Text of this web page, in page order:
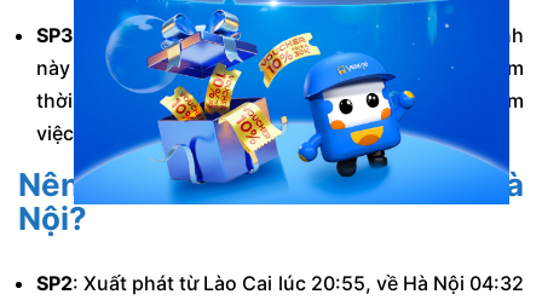
SP3 : Khởi hành 22:00, đến Lào Cai 06:05. Lịch trình
này muộn hơn một chút, phù hợp nếu bạn cần thêm
thời gian chuẩn bị hoặc di chuyển ra ga sau giờ làm
việc.
Nên chọn SP2 hay SP4 khi về Hà
Nội?
SP2: Xuất phát từ Lào Cai lúc 20:55, về Hà Nội 04:32